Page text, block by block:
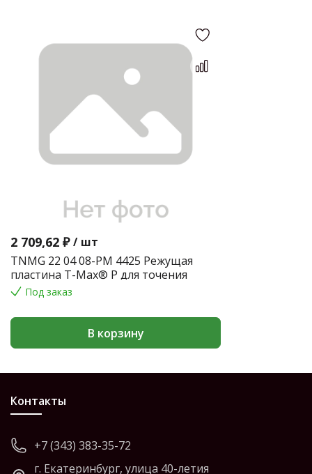
2 709,62 ₽ / шт
TNMG 22 04 08-PM 4425 Режущая
пластина T-Max® P для точения
Под заказ
В корзину
Контакты
+7 (343) 383-35-72
г. Екатеринбург, улица 40-летия